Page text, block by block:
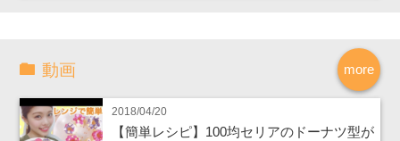
more
動画
2018/04/20
【簡単レシピ】100均セリアのドーナツ型が